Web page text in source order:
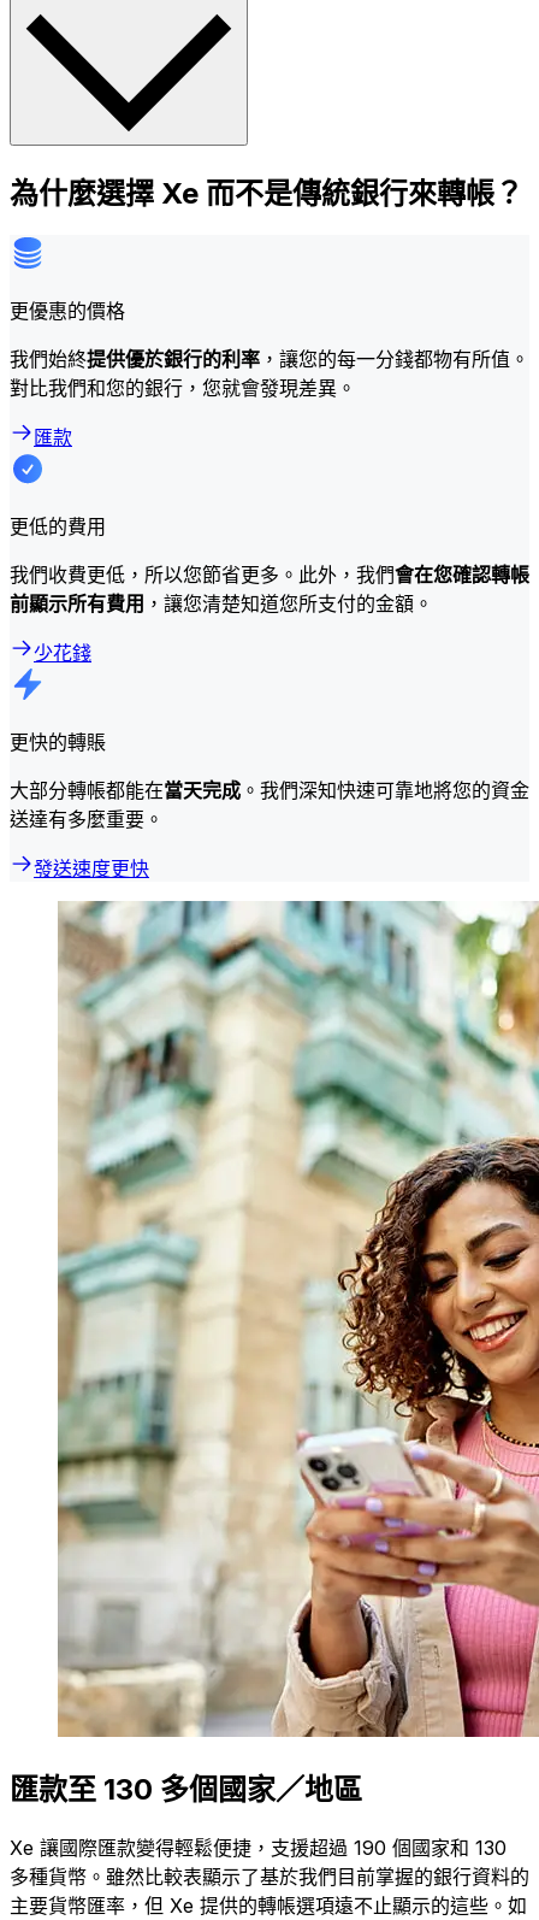
為什麼選擇 Xe 而不是傳統銀行來轉帳？
更優惠的價格
我們始終提供優於銀行的利率 ，讓您的每一分錢都物有所值。
對比我們和您的銀行，您就會發現差異。
匯款
更低的費用
我們收費更低，所以您節省更多。此外，我們會在您確認轉帳
前顯示所有費用 ，讓您清楚知道您所支付的金額。
少花錢
更快的轉賬
大部分轉帳都能在當天完成 。我們深知快速可靠地將您的資金
送達有多麼重要。
發送速度更快
匯款至 130 多個國家／地區
Xe 讓國際匯款變得輕鬆便捷，支援超過 190 個國家和 130
多種貨幣。雖然比較表顯示了基於我們目前掌握的銀行資料的
主要貨幣匯率，但 Xe 提供的轉帳選項遠不止顯示的這些。如